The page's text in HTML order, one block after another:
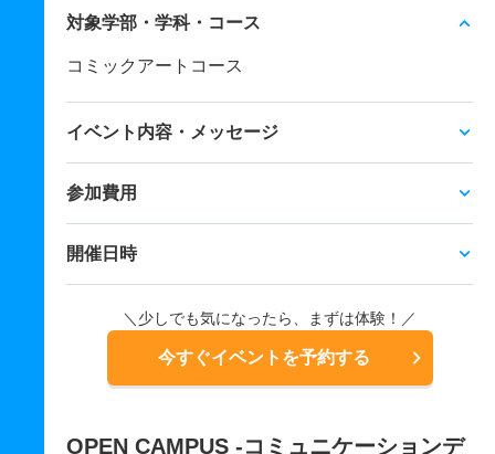
対象学部・学科・コース
コミックアートコース
イベント内容・メッセージ
参加費用
開催日時
＼少しでも気になったら、まずは体験！／
今すぐイベントを予約する
OPEN CAMPUS -コミュニケーションデ